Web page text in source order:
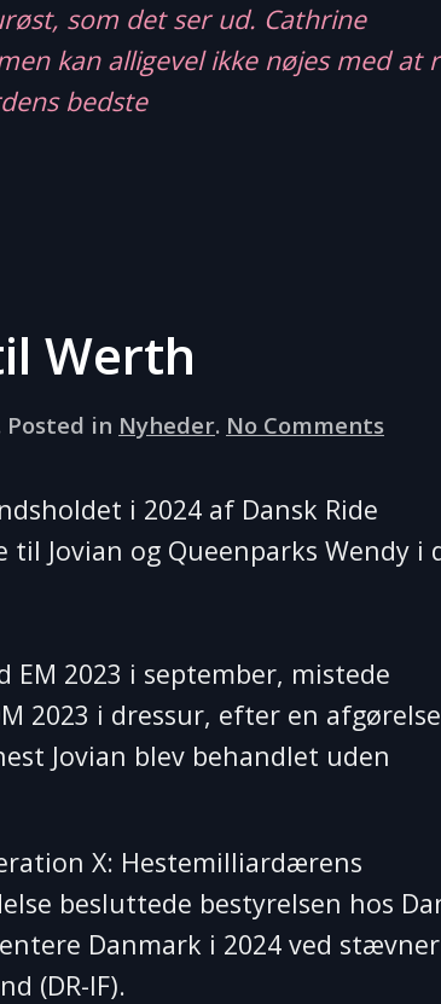
som det ser ud. Cathrine
kan alligevel ikke nøjes med at
bedste
Werth
Posted in Nyheder. No Commentson
–
i 2024 af Dansk Ride
Jovian og Queenparks Wendy i
2023 i september, mistede
2023 i dressur, efter en afgørelse
Jovian blev behandlet uden
X: Hestemilliardærens
besluttede bestyrelsen hos
Danmark i 2024 ved
(DR-IF).